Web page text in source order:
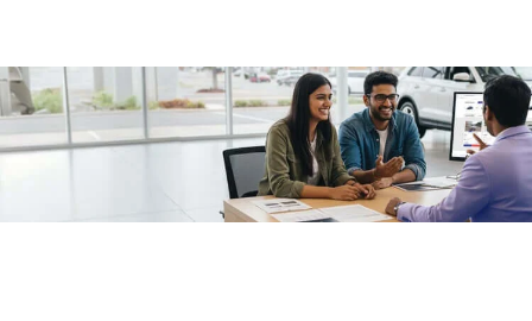
/fragments/plp-details